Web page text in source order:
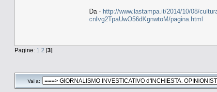
Da - http://www.lastampa.it/2014/10/08/
cnIvg2TpaUwO56dKgnwtoM/pagina.html
Pagine: 1 2 [3]
Vai a: